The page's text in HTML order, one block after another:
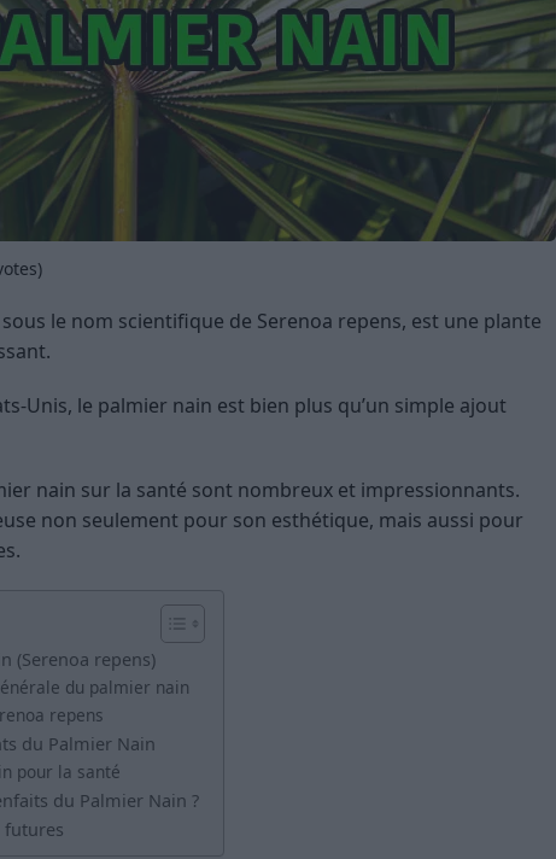
le nom scientifique de Serenoa repens, est une plante
Unis, le palmier nain est bien plus qu’un simple ajout
nain sur la santé sont nombreux et impressionnants.
non seulement pour son esthétique, mais aussi pour
(Serenoa repens)
du palmier nain
repens
du Palmier Nain
pour la santé
du Palmier Nain ?
futures